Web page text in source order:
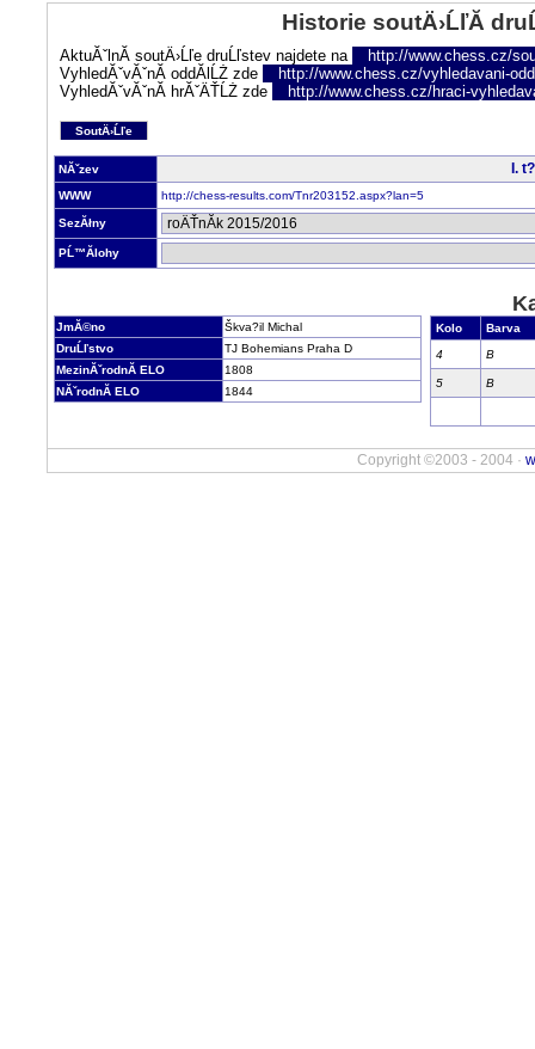
Historie soutÄ›ĹľĂ­
AktuĂˇlnĂ­ soutÄ›Ĺľe druĹľstev najdete na
http://www.chess.cz/
VyhledĂˇvĂˇnĂ­ oddĂ­lĹŻ zde
http://www.chess.cz/vyhledavani-
VyhledĂˇvĂˇnĂ­ hrĂˇÄŤĹŻ zde
http://www.chess.cz/hraci-
SoutÄ›Ĺľe
NĂˇzev I.
WWW http://chess-results.com/Tnr203152.aspx?lan=5
SezĂłny
PĹ™Ă­lohy
JmĂ©no
Škva?il Michal
DruĹľstvo
TJ Bohemians Praha D
MezinĂˇrodnĂ­ ELO
1808
NĂˇrodnĂ­ ELO
1844
Kolo
Barva
4
B
5 B
Copyright ©2003 - 2004 ·